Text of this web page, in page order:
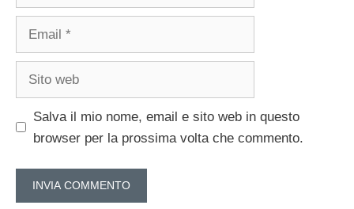
Email
Sito
Salva il mio nome, email e sito web in questo
browser per la prossima volta che commento.